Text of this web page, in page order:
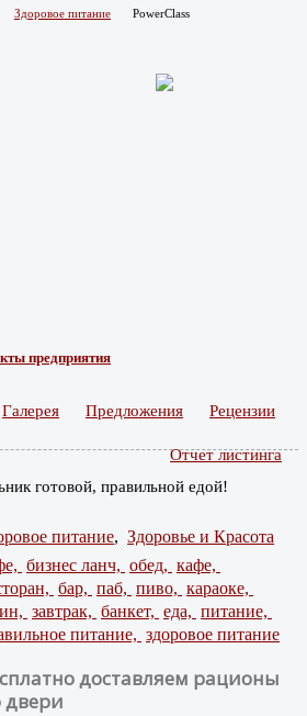
Здоровое питание PowerClass
предприятия
Галерея Предложения Рецензии
Отчет листинга
готовой, правильной едой!
питание, Здоровье и Красота
бизнес ланч, обед, кафе,
бар, паб, пиво, караоке,
завтрак, банкет, еда, питание,
питание, здоровое питание
доставляем рационы
двери